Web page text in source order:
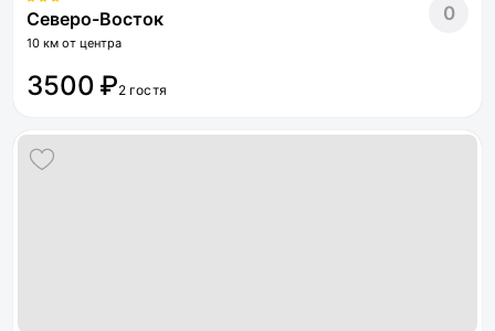
Северо-Восток
10 км от центра
0
3500 ₽2 гостя